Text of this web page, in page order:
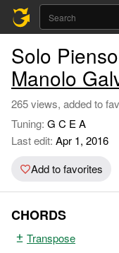
Solo
Manolo
265 views, added to
Tuning: G C E A
Last edit: Apr 1, 2016
Add to favorites
CHORDS
Transpose